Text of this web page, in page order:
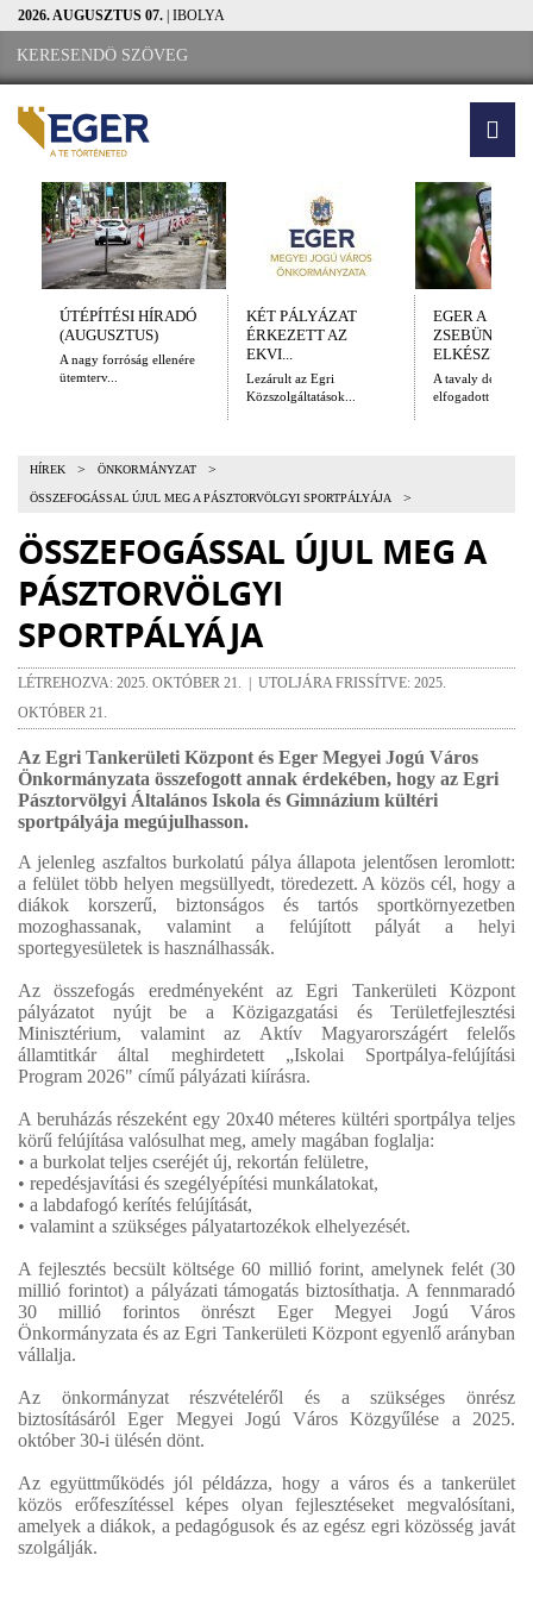
2026. AUGUSZTUS 07. | IBOLYA
ÚTÉPÍTÉSI HÍRADÓ
(AUGUSZTUS)
A nagy forróság ellenére
ütemterv...
KÉT PÁLYÁZAT
ÉRKEZETT AZ
EKVI...
Lezárult az Egri
Közszolgáltatások...
EGER A
ELKÉSZÜLT
A tavaly
elfogadott
HÍREK > ÖNKORMÁNYZAT >
ÖSSZEFOGÁSSAL ÚJUL MEG A PÁSZTORVÖLGYI SPORTPÁLYÁJA >
ÖSSZEFOGÁSSAL ÚJUL MEG A
PÁSZTORVÖLGYI
SPORTPÁLYÁJA
LÉTREHOZVA: 2025. OKTÓBER 21. | UTOLJÁRA FRISSÍTVE: 2025.
OKTÓBER 21.
Az Egri Tankerületi Központ és Eger Megyei Jogú Város
Önkormányzata összefogott annak érdekében, hogy az Egri
Pásztorvölgyi Általános Iskola és Gimnázium kültéri
sportpályája megújulhasson.
A jelenleg aszfaltos burkolatú pálya állapota jelentősen leromlott:
a felület több helyen megsüllyedt, töredezett. A közös cél, hogy a
diákok korszerű, biztonságos és tartós sportkörnyezetben
mozoghassanak, valamint a felújított pályát a helyi
sportegyesületek is használhassák.
Az összefogás eredményeként az Egri Tankerületi Központ
pályázatot nyújt be a Közigazgatási és Területfejlesztési
Minisztérium, valamint az Aktív Magyarországért felelős
államtitkár által meghirdetett „Iskolai Sportpálya-felújítási
Program 2026" című pályázati kiírásra.
A beruházás részeként egy 20x40 méteres kültéri sportpálya teljes
körű felújítása valósulhat meg, amely magában foglalja:
• a burkolat teljes cseréjét új, rekortán felületre,
• repedésjavítási és szegélyépítési munkálatokat,
• a labdafogó kerítés felújítását,
• valamint a szükséges pályatartozékok elhelyezését.
A fejlesztés becsült költsége 60 millió forint, amelynek felét (30
millió forintot) a pályázati támogatás biztosíthatja. A fennmaradó
30 millió forintos önrészt Eger Megyei Jogú Város
Önkormányzata és az Egri Tankerületi Központ egyenlő arányban
vállalja.
Az önkormányzat részvételéről és a szükséges önrész
biztosításáról Eger Megyei Jogú Város Közgyűlése a 2025.
október 30-i ülésén dönt.
Az együttműködés jól példázza, hogy a város és a tankerület
közös erőfeszítéssel képes olyan fejlesztéseket megvalósítani,
amelyek a diákok, a pedagógusok és az egész egri közösség javát
szolgálják.